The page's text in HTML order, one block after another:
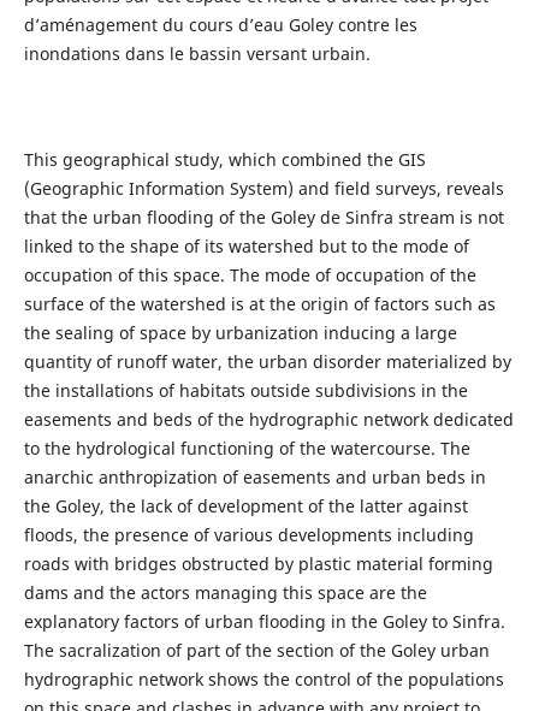
d’aménagement du cours d’eau Goley contre les
inondations dans le bassin versant urbain.
This geographical study, which combined the GIS
(Geographic Information System) and field surveys, reveals
that the urban flooding of the Goley de Sinfra stream is not
linked to the shape of its watershed but to the mode of
occupation of this space. The mode of occupation of the
surface of the watershed is at the origin of factors such as
the sealing of space by urbanization inducing a large
quantity of runoff water, the urban disorder materialized by
the installations of habitats outside subdivisions in the
easements and beds of the hydrographic network dedicated
to the hydrological functioning of the watercourse. The
anarchic anthropization of easements and urban beds in
the Goley, the lack of development of the latter against
floods, the presence of various developments including
roads with bridges obstructed by plastic material forming
dams and the actors managing this space are the
explanatory factors of urban flooding in the Goley to Sinfra.
The sacralization of part of the section of the Goley urban
hydrographic network shows the control of the populations